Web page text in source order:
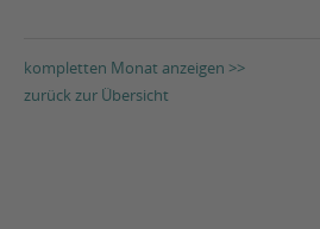
kompletten Monat anzeigen >>
zurück zur Übersicht